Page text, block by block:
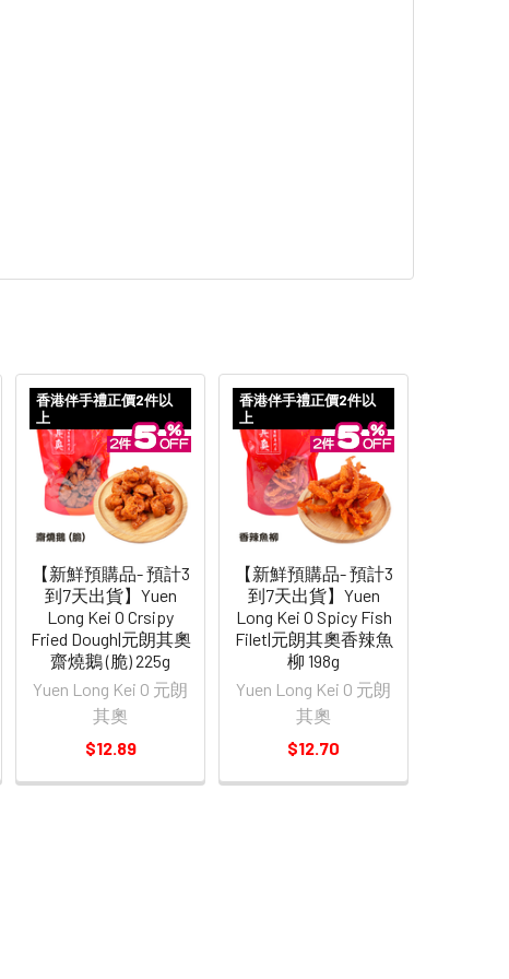
香港伴手禮正價2件以
上
【新鮮預購品- 預計3
到7天出貨】Yuen
Long Kei O Crsipy
Fried Dough|元朗其奧
齋燒鵝 (脆) 225g
Yuen Long Kei O 元朗
其奧
$12.89
香港伴手禮正價2件以
上
【新鮮預購品- 預計3
到7天出貨】Yuen
Long Kei O Spicy Fish
Filet|元朗其奧香辣魚
柳 198g
Yuen Long Kei O 元朗
其奧
$12.70